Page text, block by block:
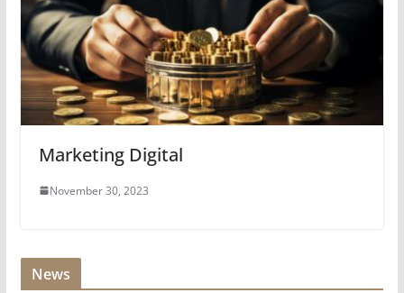
Marketing Digital
November 30, 2023
News